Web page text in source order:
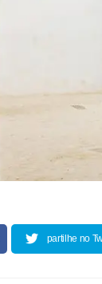
partilhe no